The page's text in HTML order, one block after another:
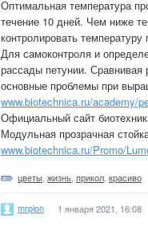
Оптимальная температура
течение 10 дней. Чем ниже
контролировать температуру
Для самоконтроля и
рассады петунии. Сравнивая
основные проблемы при
www.biotechnica.ru/academy/
Официальный сайт
Модульная прозрачная
www.biotechnica.ru/Promo/
цветы жизнь прикол красиво
mrpion 1 января 2021, 16:08